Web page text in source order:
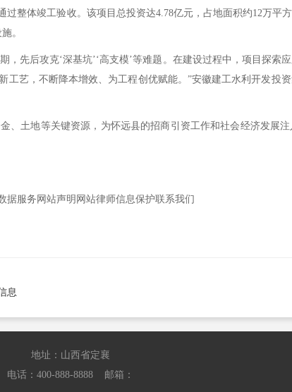
体竣工验收。该项目总投资达4.78亿元，占地面积约12万平
。
先后攻克‘深基坑’‘高支模’等难题。在建设过程中，项目探索
艺，不断降本增效、为工程创优赋能。”安徽建工水利开发投
土地等关键资源，为怀远县的招商引资工作和社会经济发展注
服务网站声明网站律师信息保护联系我们
息
地址：山西省定襄
电话：400-888-8888 邮箱：